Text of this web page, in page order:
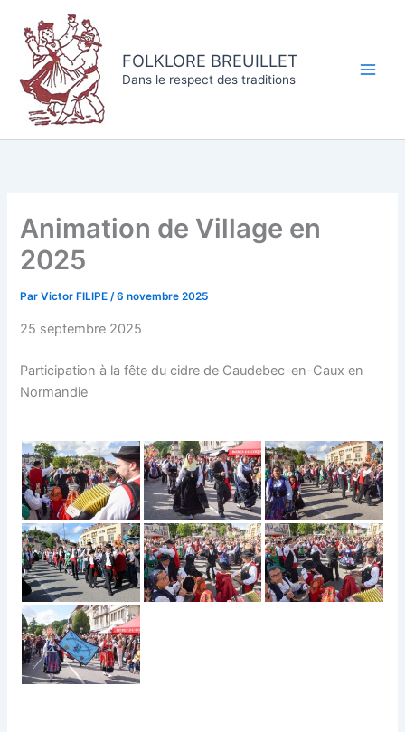
contenu
FOLKLORE BREUILLET
Dans le respect des traditions
Animation de Village en
2025
ParVictor FILIPE/6 novembre 2025
25 septembre 2025
Participation à la fête du cidre de Caudebec-en-Caux en
Normandie